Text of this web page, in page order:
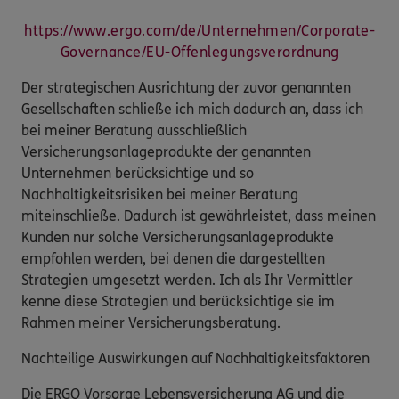
https://www.ergo.com/de/Unternehmen/Corporate-
Governance/EU-Offenlegungsverordnung
Der strategischen Ausrichtung der zuvor genannten
Gesellschaften schließe ich mich dadurch an, dass ich
bei meiner Beratung ausschließlich
Versicherungsanlageprodukte der genannten
Unternehmen berücksichtige und so
Nachhaltigkeitsrisiken bei meiner Beratung
miteinschließe. Dadurch ist gewährleistet, dass meinen
Kunden nur solche Versicherungsanlageprodukte
empfohlen werden, bei denen die dargestellten
Strategien umgesetzt werden. Ich als Ihr Vermittler
kenne diese Strategien und berücksichtige sie im
Rahmen meiner Versicherungsberatung.
Nachteilige Auswirkungen auf Nachhaltigkeitsfaktoren
Die ERGO Vorsorge Lebensversicherung AG und die